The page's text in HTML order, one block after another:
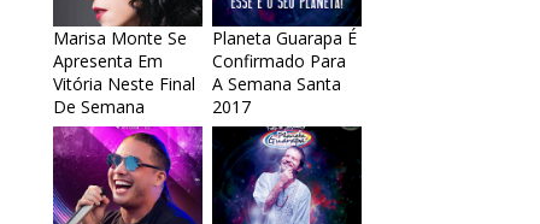
Marisa Monte Se
Apresenta Em
Vitória Neste Final
De Semana
Planeta Guarapa É
Confirmado Para
A Semana Santa
2017